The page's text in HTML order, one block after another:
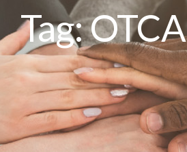
Tag: OTCA